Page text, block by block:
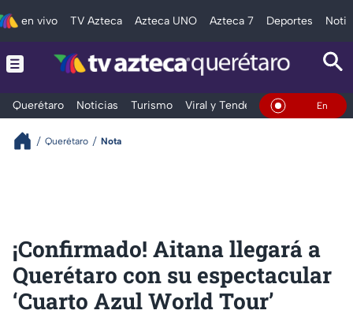
en vivo TV Azteca Azteca UNO Azteca 7 Deportes
Querétaro Noticias Turismo Viral y Tendencia Clima En Vivo
Querétaro Nota
¡Confirmado! Aitana llegará a
Querétaro con su espectacular
‘Cuarto Azul World Tour’